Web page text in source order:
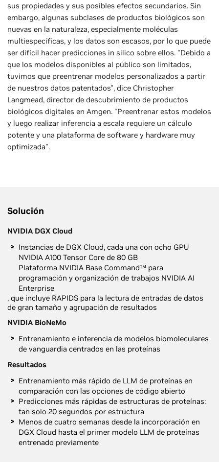
sus propiedades y sus posibles efectos secundarios. Sin
embargo, algunas subclases de productos biológicos son
nuevas en la naturaleza, especialmente moléculas
multiespecíficas, y los datos son escasos, por lo que puede
ser difícil hacer predicciones in silico sobre ellos. "Debido a
que los modelos disponibles al público son limitados,
tuvimos que preentrenar modelos personalizados a partir
de nuestros datos patentados", dice Christopher
Langmead, director de descubrimiento de productos
biológicos digitales en Amgen. "Preentrenar estos modelos
y luego realizar inferencia a escala requiere un cálculo
potente y una plataforma de software y hardware muy
optimizada".
Solución
NVIDIA DGX Cloud
Instancias de DGX Cloud, cada una con ocho GPU
NVIDIA A100 Tensor Core de 80 GB
Plataforma NVIDIA Base Command™ para
programación y organización de trabajos NVIDIA AI
Enterprise
, que incluye RAPIDS para la lectura de entradas de datos
de gran tamaño y agrupación de resultados
NVIDIA BioNeMo
Entrenamiento e inferencia de modelos biomoleculares
de vanguardia centrados en las proteínas
Resultados
Entrenamiento más rápido de LLM de proteínas en
comparación con las opciones de código abierto
Predicciones más rápidas de estructuras de proteínas:
tan solo 20 segundos por estructura
Menos de cuatro semanas desde la incorporación en
DGX Cloud hasta el primer modelo LLM de proteínas
entrenado previamente